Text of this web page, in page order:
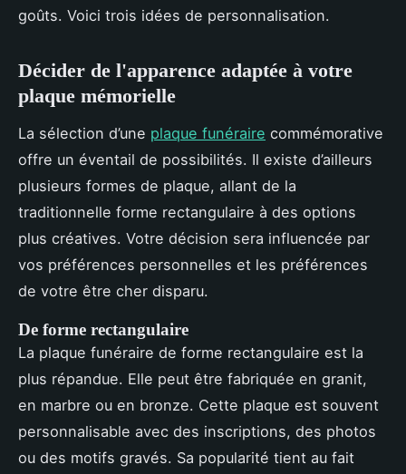
goûts. Voici trois idées de personnalisation.
Décider de l'apparence adaptée à votre
plaque mémorielle
La sélection d’une plaque funéraire commémorative
offre un éventail de possibilités. Il existe d’ailleurs
plusieurs formes de plaque, allant de la
traditionnelle forme rectangulaire à des options
plus créatives. Votre décision sera influencée par
vos préférences personnelles et les préférences
de votre être cher disparu.
De forme rectangulaire
La plaque funéraire de forme rectangulaire est la
plus répandue. Elle peut être fabriquée en granit,
en marbre ou en bronze. Cette plaque est souvent
personnalisable avec des inscriptions, des photos
ou des motifs gravés. Sa popularité tient au fait